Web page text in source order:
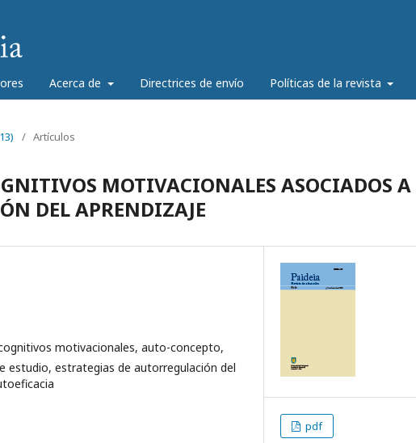
Acerca de Directrices de envío Políticas de la revista
/ Artículos
MOTIVACIONALES ASOCIADOS
DEL APRENDIZAJE
motivacionales, auto-concepto,
estudio, estrategias de autorregulación del
pdf